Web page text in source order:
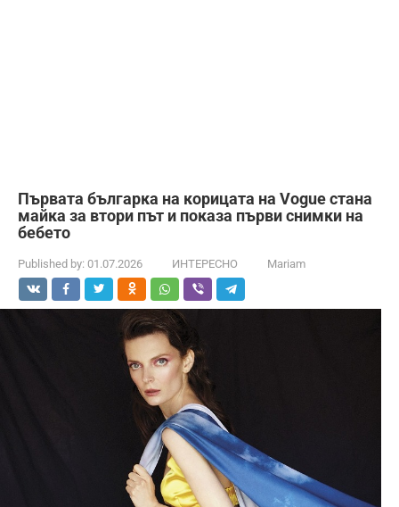
Първата българка на корицата на Vogue стана
майка за втори път и показа първи снимки на
бебето
Published by: 01.07.2026 ИНТЕРЕСНО Mariam